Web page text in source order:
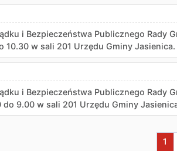
i Bezpieczeństwa Publicznego Rady
w sali 201 Urzędu Gminy Jasienica.
i Bezpieczeństwa Publicznego Rady
9.00 w sali 201 Urzędu Gminy
1